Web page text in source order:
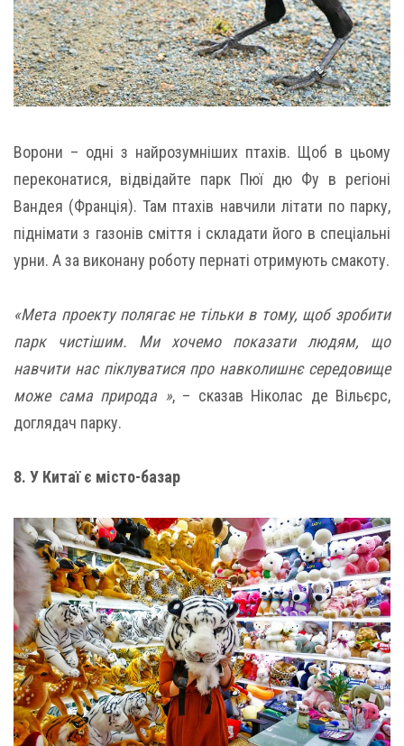
Ворони – одні з найрозумніших птахів. Щоб в цьому
переконатися, відвідайте парк Пюї дю Фу в регіоні
Вандея (Франція). Там птахів навчили літати по парку,
піднімати з газонів сміття і складати його в спеціальні
урни. А за виконану роботу пернаті отримують смакоту.
«Мета проекту полягає не тільки в тому, щоб зробити
парк чистішим. Ми хочемо показати людям, що
навчити нас піклуватися про навколишнє середовище
може сама природа », – сказав Ніколас де Вільєрс,
доглядач парку.
8. У Китаї є місто-базар